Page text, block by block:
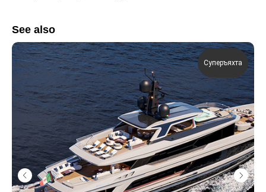
See also
Суперъяхта